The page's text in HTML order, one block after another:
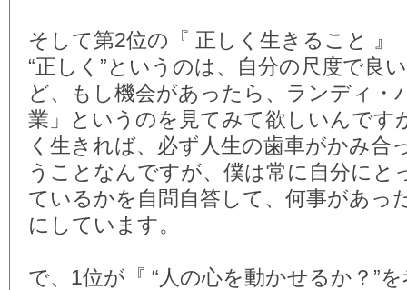
そして第2位の『 正しく生きること 』
“正しく”というのは、自分の尺度で良
ど、もし機会があったら、ランディ・
業」というのを見てみて欲しいんです
く生きれば、必ず人生の歯車がかみ合
うことなんですが、僕は常に自分にと
ているかを自問自答して、何事があっ
にしています。
で、1位が『 “人の心を動かせるか？”